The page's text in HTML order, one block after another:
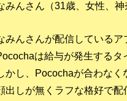
みんさん（31歳、女性、
みんさんが配信しているア
は給与が発生するタ
かし、Pocochaが合わな
出しが無くラフな格好で